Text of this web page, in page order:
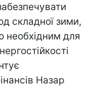
складної зими,
необхідним для
Назар